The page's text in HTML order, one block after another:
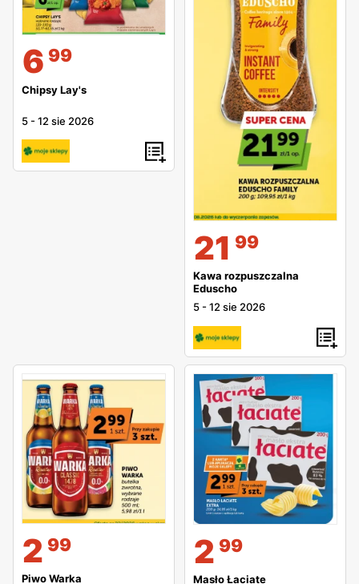
6 99
Chipsy Lay's
5 -12 sie 2026
21 99
Kawa rozpuszczalna
Eduscho
5 -12 sie 2026
2 99
Piwo Warka
2 99
Masło Łaciate